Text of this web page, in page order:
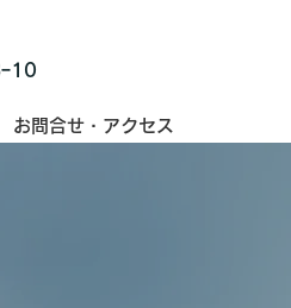
10
お問合せ・アクセス